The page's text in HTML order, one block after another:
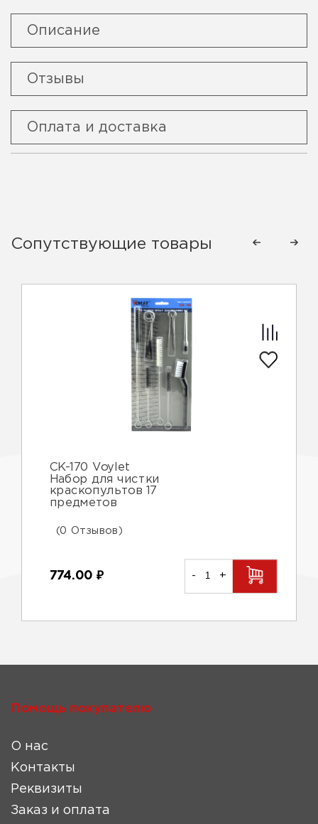
Описание
Отзывы
Оплата и доставка
Сопутствующие товары
CK-170 Voylet
Набор для чистки
краскопультов 17
предметов
(0 Отзывов)
774.00 ₽ - +
Помощь покупателю
О нас
Контакты
Реквизиты
Заказ и оплата